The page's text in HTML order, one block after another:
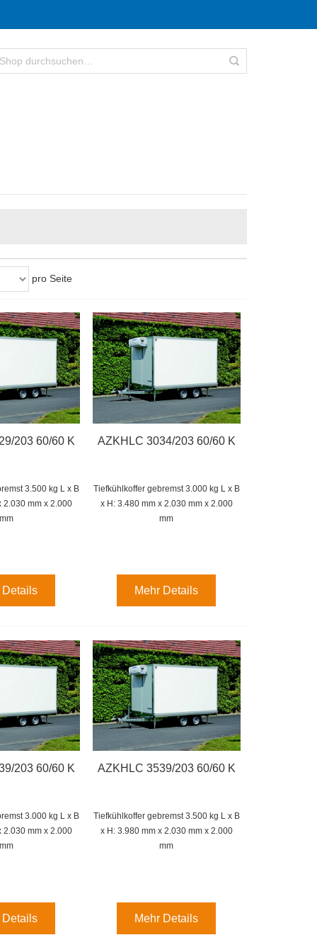
pro Seite
203 60/60 K
3.500 kg L x B
2.030 mm x 2.000
Details
AZKHLC 3034/203 60/60 K
Tiefkühlkoffer gebremst 3.000 kg L x B
x H: 3.480 mm x 2.030 mm x 2.000
mm
Mehr Details
203 60/60 K
3.000 kg L x B
2.030 mm x 2.000
Details
AZKHLC 3539/203 60/60 K
Tiefkühlkoffer gebremst 3.500 kg L x B
x H: 3.980 mm x 2.030 mm x 2.000
mm
Mehr Details